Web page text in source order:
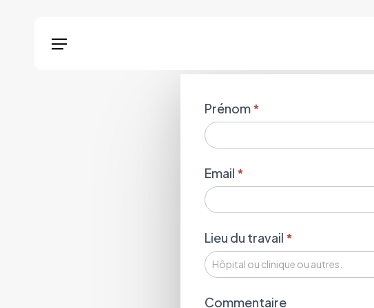
Menu
Formulaire
téléchargement
maquette
RP
Prénom*
Email *
Lieu du travail *
Commentaire